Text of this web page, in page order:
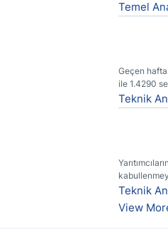
faturasının
Temel
Geçen
ile 1.4290
ertesinde
Teknik
Yarıtımcıların
olmuştur.
Teknik
View